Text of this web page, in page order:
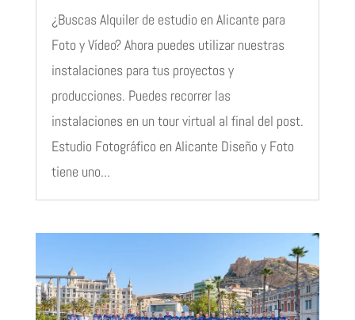
¿Buscas Alquiler de estudio en Alicante para
Foto y Vídeo? Ahora puedes utilizar nuestras
instalaciones para tus proyectos y
producciones. Puedes recorrer las
instalaciones en un tour virtual al final del post.
Estudio Fotográfico en Alicante Diseño y Foto
tiene uno...